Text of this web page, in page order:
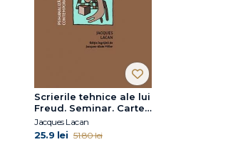
Scrierile tehnice ale lui
Freud. Seminar. Cartea
I
Jacques Lacan
25.9 lei 51.80 lei